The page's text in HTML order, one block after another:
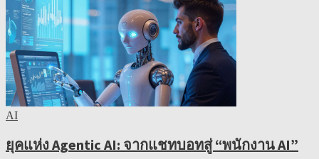
AI
ยุคแห่ง Agentic AI: จากแชทบอทสู่ “พนักงาน AI”